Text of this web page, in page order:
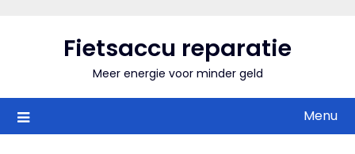
Fietsaccu reparatie
Meer energie voor minder geld
Menu